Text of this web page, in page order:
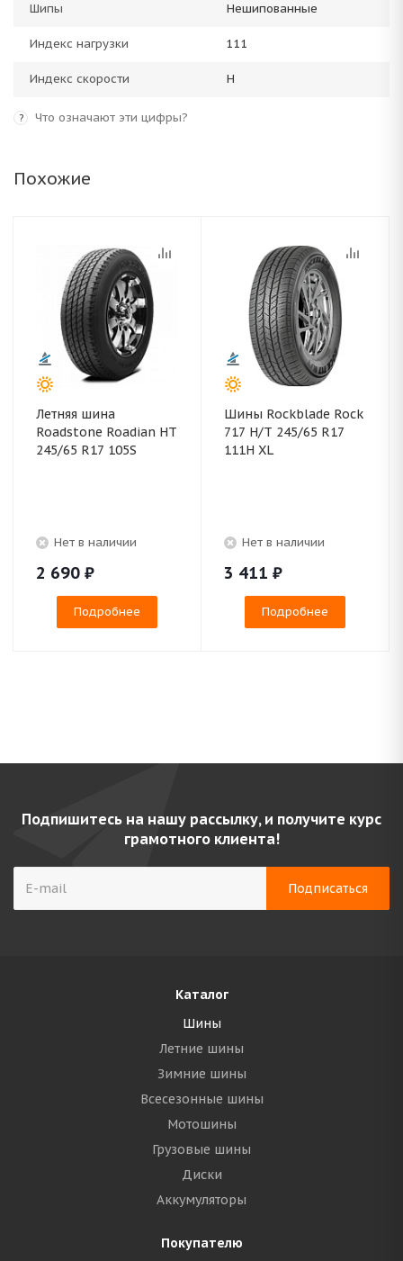
Шипы Нешипованные
Индекс нагрузки 111
Индекс скорости H
? Что означают эти цифры?
Похожие
Летняя шина
Roadstone Roadian HT
245/65 R17 105S
Нет в наличии
2 690 ₽
Подробнее
Шины Rockblade Rock
717 H/T 245/65 R17
111H XL
Нет в наличии
3 411 ₽
Подробнее
Подпишитесь на нашу рассылку, и получите курс
грамотного клиента!
Каталог
Шины
Летние шины
Зимние шины
Всесезонные шины
Мотошины
Грузовые шины
Диски
Аккумуляторы
Покупателю